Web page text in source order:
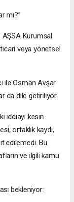
mı?”
AŞSA Kurumsal
veya yönetsel
ile Osman Avşar
da dile getiriliyor.
iddiayı kesin
ortaklık kaydı,
edilemedi. Bu
ve ilgili kamu
bekleniyor: